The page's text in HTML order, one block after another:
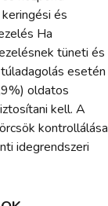
és
Ha
tüneti és
esetén
oldatos
kell. A
kontrollálása
idegrendszeri